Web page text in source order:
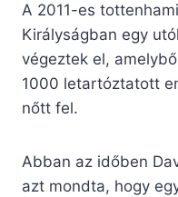
A 2011-es
Királyságban egy
végeztek el,
1000 letartóztatott
nőtt fel.
Abban az időben
azt mondta, hogy